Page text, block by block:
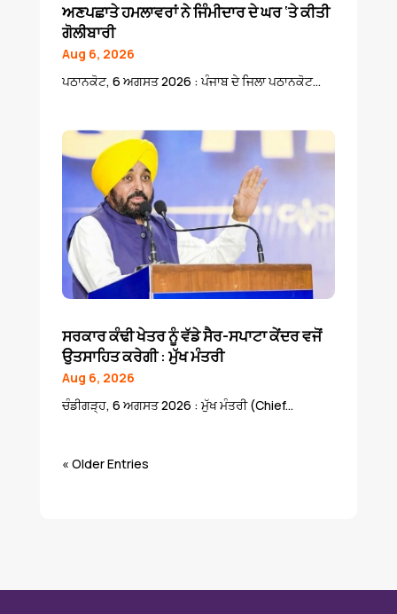
ਅਣਪਛਾਤੇ ਹਮਲਾਵਰਾਂ ਨੇ ਜਿੰਮੀਦਾਰ ਦੇ ਘਰ ‘ਤੇ ਕੀਤੀ
ਗੋਲੀਬਾਰੀ
Aug 6, 2026
ਪਠਾਨਕੋਟ, 6 ਅਗਸਤ 2026 : ਪੰਜਾਬ ਦੇ ਜਿਲਾ ਪਠਾਨਕੋਟ...
ਸਰਕਾਰ ਕੰਢੀ ਖੇਤਰ ਨੂੰ ਵੱਡੇ ਸੈਰ-ਸਪਾਟਾ ਕੇਂਦਰ ਵਜੋਂ
ਉਤਸਾਹਿਤ ਕਰੇਗੀ : ਮੁੱਖ ਮੰਤਰੀ
Aug 6, 2026
ਚੰਡੀਗੜ੍ਹ, 6 ਅਗਸਤ 2026 : ਮੁੱਖ ਮੰਤਰੀ (Chief...
« Older Entries